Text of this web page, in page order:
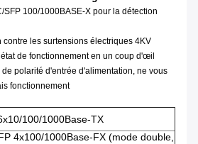
SFP 100/1000BASE-X pour la détection
contre les surtensions électriques 4KV
de fonctionnement en un coup d'œil
polarité d'entrée d'alimentation, ne vous
fonctionnement
100/1000Base-TX
4x100/1000Base-FX (mode double,